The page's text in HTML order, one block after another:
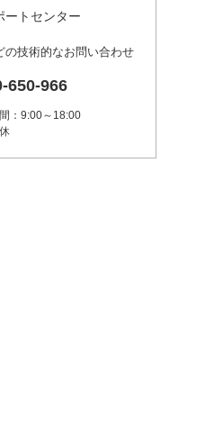
ートセンター
の技術的なお問い合わせ
650-966
：9:00～18:00